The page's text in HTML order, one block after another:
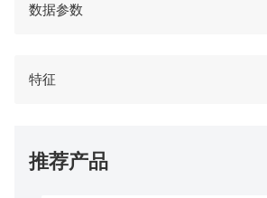
数据参数
特征
推荐产品